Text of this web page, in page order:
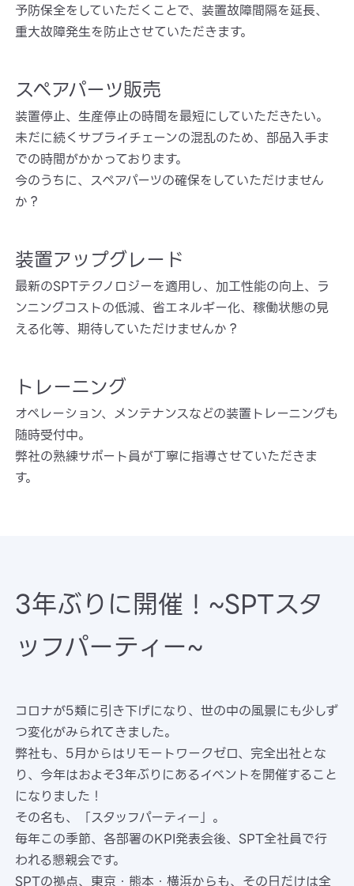
予防保全をしていただくことで、装置故障間隔を延長、
重大故障発生を防止させていただきます。
スペアパーツ販売
装置停止、生産停止の時間を最短にしていただきたい。
未だに続くサプライチェーンの混乱のため、部品入手ま
での時間がかかっております。
今のうちに、スペアパーツの確保をしていただけません
か？
装置アップグレード
最新のSPTテクノロジーを適用し、加工性能の向上、ラ
ンニングコストの低減、省エネルギー化、稼働状態の見
える化等、期待していただけませんか？
トレーニング
オペレーション、メンテナンスなどの装置トレーニングも
随時受付中。
弊社の熟練サポート員が丁寧に指導させていただきま
す。
3年ぶりに開催！~SPTスタ
ッフパーティー~
コロナが5類に引き下げになり、世の中の風景にも少しず
つ変化がみられてきました。
弊社も、5月からはリモートワークゼロ、完全出社とな
り、今年はおよそ3年ぶりにあるイベントを開催すること
になりました！
その名も、「スタッフパーティー」。
毎年この季節、各部署のKPI発表会後、SPT全社員で行
われる懇親会です。
SPTの拠点、東京・熊本・横浜からも、その日だけは全